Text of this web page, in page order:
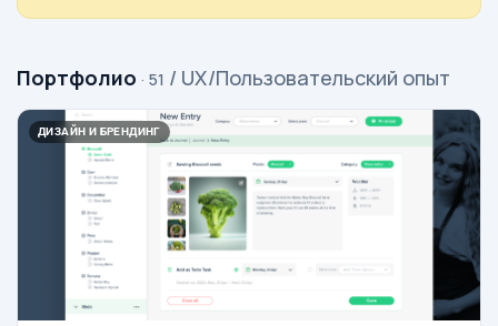
Портфолио · 51 / UX/Пользовательский опыт
ДИЗАЙН И БРЕНДИНГ